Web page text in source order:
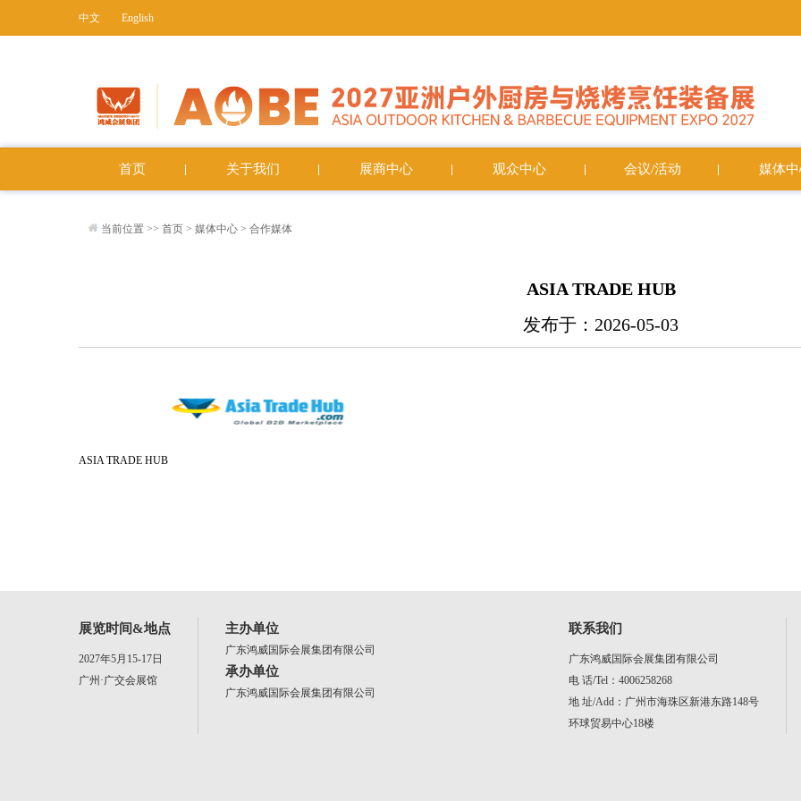
中文 English
首页 关于我们 展商中心 观众中心 会议/活动 媒体
当前位置 >> 首页 > 媒体中心 > 合作媒体
ASIA TRADE HUB
发布于：2026-05-03
ASIA TRADE HUB
展览时间&地点
2027年5月15-17日
广州·广交会展馆
主办单位
广东鸿威国际会展集团有限公司
承办单位
广东鸿威国际会展集团有限公司
联系我们
广东鸿威国际会展集团有限公司
电 话/Tel：4006258268
地 址/Add：广州市海珠区新港东路148号
环球贸易中心18楼